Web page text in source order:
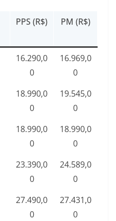
PPS (R$) PM (R$)
16.290,0
0
16.969,0
0
18.990,0
0
19.545,0
0
18.990,0
0
18.990,0
0
23.390,0
0
24.589,0
0
27.490,0
0
27.431,0
0